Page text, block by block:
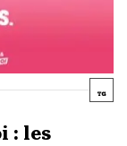
: les